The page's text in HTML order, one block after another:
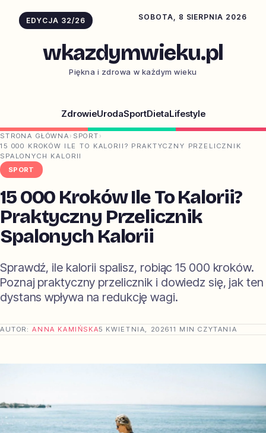
EDYCJA 32/26 SOBOTA, 8 SIERPNIA 2026
wkazdymwieku.pl
Piękna i zdrowa w każdym wieku
ZdrowieUrodaSportDietaLifestyle
STRONA GŁÓWNA › SPORT ›
15 000 KROKÓW ILE TO KALORII? PRAKTYCZNY PRZELICZNIK
SPALONYCH KALORII
SPORT
15 000 Kroków Ile To Kalorii?
Praktyczny Przelicznik
Spalonych Kalorii
Sprawdź, ile kalorii spalisz, robiąc 15 000 kroków.
Poznaj praktyczny przelicznik i dowiedz się, jak ten
dystans wpływa na redukcję wagi.
AUTOR:ANNA KAMIŃSKA5 KWIETNIA, 202611 MIN CZYTANIA